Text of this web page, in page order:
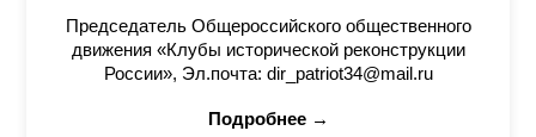
Председатель Общероссийского общественного
движения «Клубы исторической реконструкции
России», Эл.почта: dir_patriot34@mail.ru
Подробнее →